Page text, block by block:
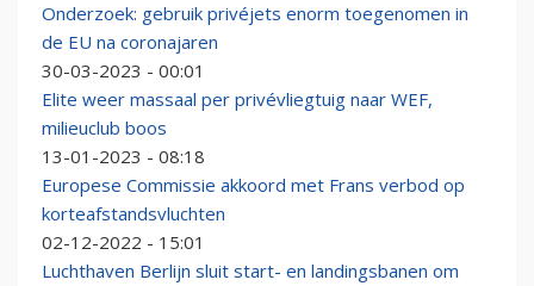
Onderzoek: gebruik privéjets enorm toegenomen in
de EU na coronajaren
30-03-2023 - 00:01
Elite weer massaal per privévliegtuig naar WEF,
milieuclub boos
13-01-2023 - 08:18
Europese Commissie akkoord met Frans verbod op
korteafstandsvluchten
02-12-2022 - 15:01
Luchthaven Berlijn sluit start- en landingsbanen om